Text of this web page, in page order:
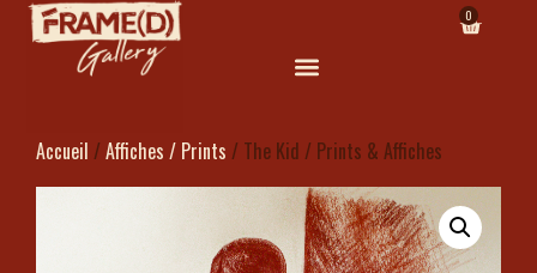
0
Accueil / Affiches / Prints / The Kid / Prints & Affiches